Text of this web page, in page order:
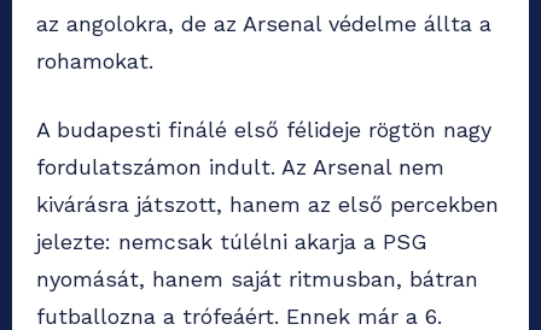
az angolokra, de az Arsenal védelme állta a
rohamokat.
A budapesti finálé első félideje rögtön nagy
fordulatszámon indult. Az Arsenal nem
kivárásra játszott, hanem az első percekben
jelezte: nemcsak túlélni akarja a PSG
nyomását, hanem saját ritmusban, bátran
futballozna a trófeáért. Ennek már a 6.